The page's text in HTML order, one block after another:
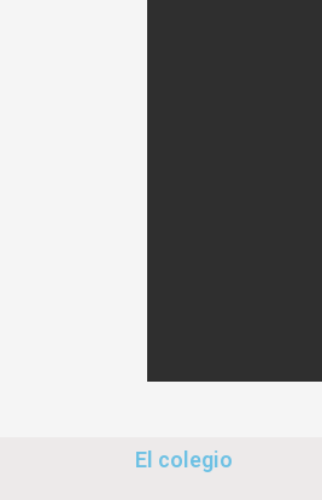
El colegio